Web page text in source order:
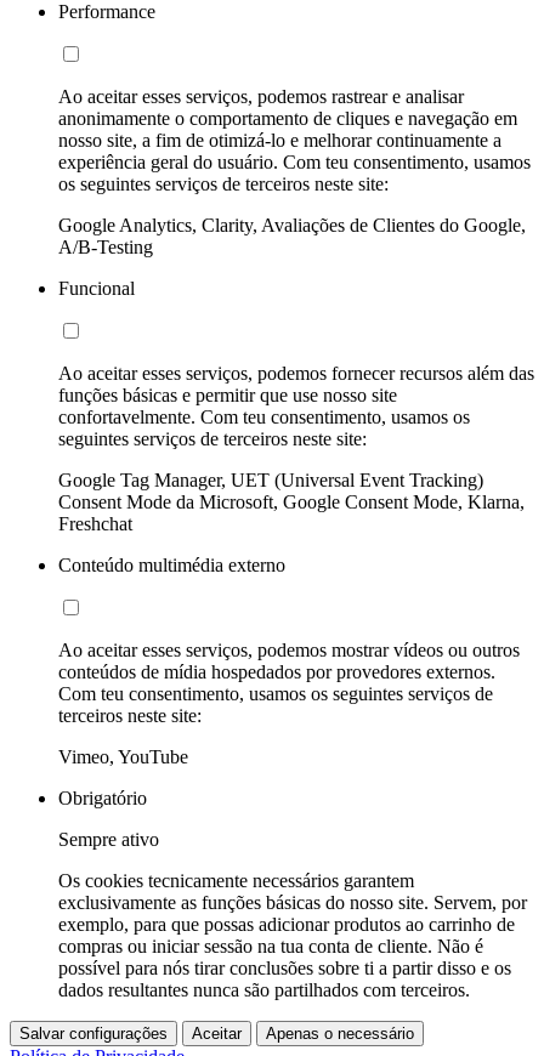
Performance
Ao aceitar esses serviços, podemos rastrear e analisar
anonimamente o comportamento de cliques e navegação em
nosso site, a fim de otimizá-lo e melhorar continuamente a
experiência geral do usuário. Com teu consentimento, usamos
os seguintes serviços de terceiros neste site:
Google Analytics, Clarity, Avaliações de Clientes do Google,
A/B-Testing
Funcional
Ao aceitar esses serviços, podemos fornecer recursos além das
funções básicas e permitir que use nosso site
confortavelmente. Com teu consentimento, usamos os
seguintes serviços de terceiros neste site:
Google Tag Manager, UET (Universal Event Tracking)
Consent Mode da Microsoft, Google Consent Mode, Klarna,
Freshchat
Conteúdo multimédia externo
Ao aceitar esses serviços, podemos mostrar vídeos ou outros
conteúdos de mídia hospedados por provedores externos.
Com teu consentimento, usamos os seguintes serviços de
terceiros neste site:
Vimeo, YouTube
Obrigatório
Sempre ativo
Os cookies tecnicamente necessários garantem
exclusivamente as funções básicas do nosso site. Servem, por
exemplo, para que possas adicionar produtos ao carrinho de
compras ou iniciar sessão na tua conta de cliente. Não é
possível para nós tirar conclusões sobre ti a partir disso e os
dados resultantes nunca são partilhados com terceiros.
Salvar configurações Aceitar Apenas o necessário